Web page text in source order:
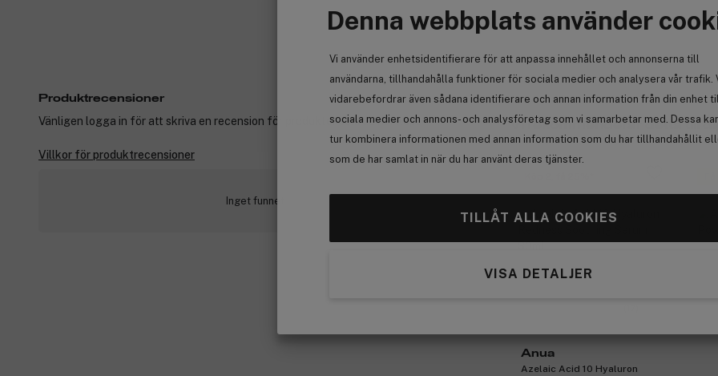
Denna webbplats använder
Vi använder enhetsidentifierare för att anpassa innehållet och annonserna till
användarna, tillhandahålla funktioner för sociala medier och analysera vår trafik.
vidarebefordrar även sådana identifierare och annan information från din enhet
sociala medier och annons- och analysföretag som vi samarbetar med. Dessa
tur kombinera informationen med annan information som du har tillhandahållit
som de har samlat in när du har använt deras tjänster.
TILLÅT ALLA COOKIES
VISA DETALJER
Vi rekommenderar detta till
Anua
Azelaic Acid 10 Hyaluron
Produktrecensioner
Vänligen logga in för att skriva en recension för produkter som du har köpt.
Villkor för produktrecensioner
Inget funnet